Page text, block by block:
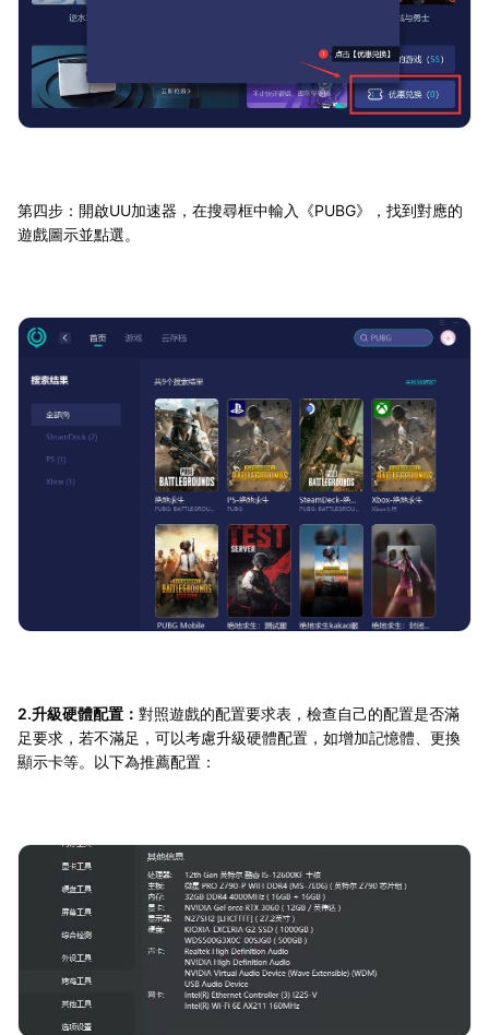
第四步：開啟UU加速器，在搜尋框中輸入《PUBG》，找到對應的
遊戲圖示並點選。
2.升級硬體配置： 對照遊戲的配置要求表，檢查自己的配置是否滿
足要求，若不滿足，可以考慮升級硬體配置，如增加記憶體、更換
顯示卡等。以下為推薦配置：